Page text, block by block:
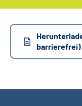
Erweiterte
barrierefrei)